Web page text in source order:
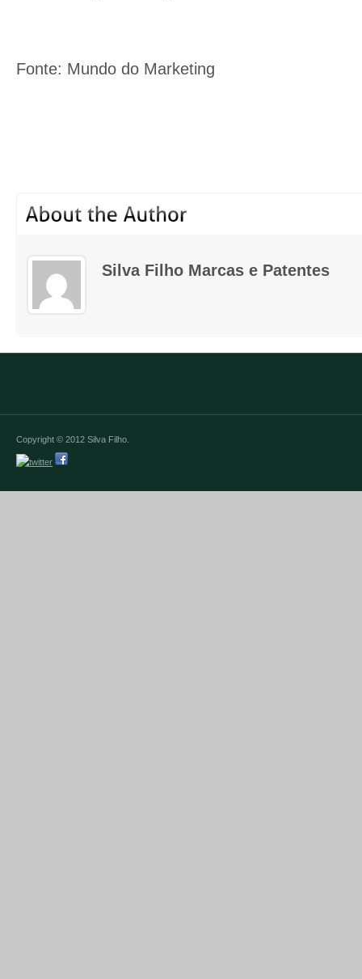
Fonte: Mundo do Marketing
Silva Filho Marcas e Patentes
Copyright © 2012 Silva Filho.